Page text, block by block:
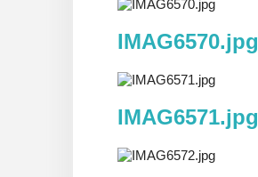
IMAG6570.jpg
IMAG6571.jpg